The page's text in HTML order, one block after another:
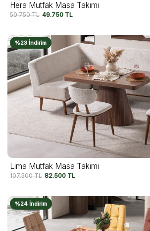
Hera Mutfak Masa Takımı
59.750TL 49.750 TL
%23 İndirim
Lima Mutfak Masa Takımı
107.500TL 82.500 TL
%24 İndirim